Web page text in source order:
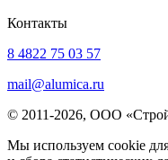
Контакты
8 4822 75 03 57
mail@alumica.ru
© 2011-2026, ООО
Мы используем cookie